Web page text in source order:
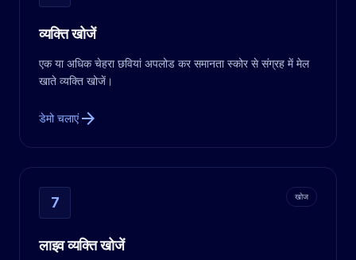
व्यक्ति खोजें
एक या अधिक चेहरा छवियां अपलोड कर समानता स्कोर से संग्रह में मेल
खाते व्यक्ति खोजें।
डेमो चलाएंarrow_forward
7 खोज
लाइव व्यक्ति खोजें